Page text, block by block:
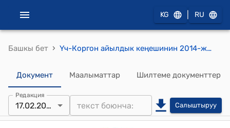
KG RU
Башкы бет › Үч-Коргон айылдык кеңешинин 2014-жылдын 17-февралындагы №7/8 "Уч-Коргон айыл окмотунун аймагындагы таштандыларды чыгаруу жыйымын белгилоо жонундо" токтому
Документ Маалыматтар Шилтеме документтер
Редакция
17.02.2014 Салыштыруу